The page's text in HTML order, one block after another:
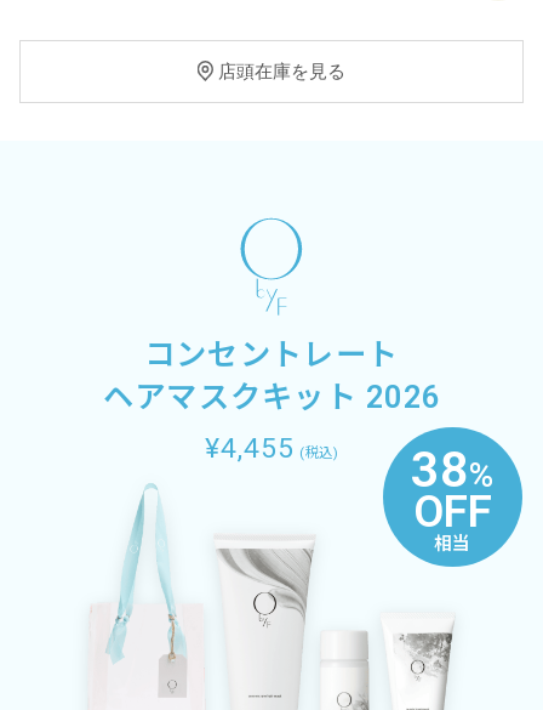
店頭在庫を見る
コンセントレート
ヘアマスクキット 2026
¥4,455 (税込) 38%
OFF
相当